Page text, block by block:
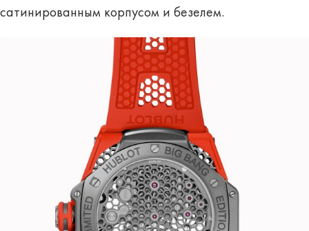
сатинированным корпусом и безелем.